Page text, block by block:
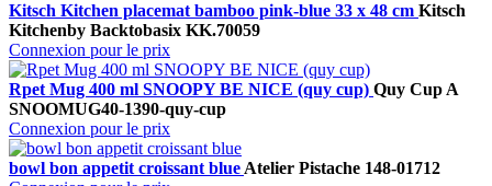
Kitsch Kitchen placemat bamboo pink-blue 33 x 48 cm Kitsch
Kitchenby Backtobasix KK.70059
Connexion pour le prix
Rpet Mug 400 ml SNOOPY BE NICE (quy cup) Quy Cup A
SNOOMUG40-1390-quy-cup
Connexion pour le prix
bowl bon appetit croissant blueAtelier Pistache 148-01712